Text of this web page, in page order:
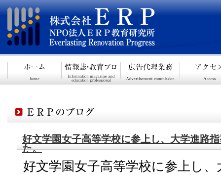
好文学園女子高等学校に参上し、大学進路
た。
好文学園女子高等学校に参上し